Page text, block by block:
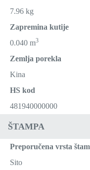
7.96 kg
Zapremina kutije
0.040 m3
Zemlja porekla
Kina
HS kod
481940000000
ŠTAMPA
Preporučena vrsta
Sito